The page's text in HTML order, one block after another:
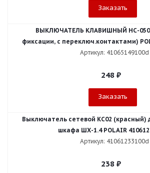
Заказать
ВЫКЛЮЧАТЕЛЬ КЛАВИШНЫЙ НС-
фиксации, с переключ.контактами)
Артикул: 41065149100d
248₽
Заказать
Выключатель сетевой КС02 (красный)
шкафа ШХ-1.4 POLAIR
Артикул: 41061233100d
238₽